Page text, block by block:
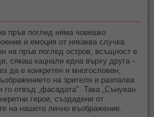
пръв поглед няма човешко
и емоция от някаква случка.
на пръв поглед остров, всъщност е
сякаш кацнали една върху друга -
да е конкретен и многословен,
на зрителя и разпалва
отвъд „фасадата". Така „Сънуван
герои, създадени от
на нашето лично въображение.